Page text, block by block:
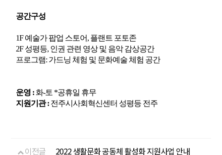
공간구성
1F 예술가 팝업 스토어, 플랜트 포토존
2F 성평등, 인권 관련 영상 및 음악 감상공간
프로그램: 가드닝 체험 및 문화예술 체험 공간
운영 : 화-토 *공휴일 휴무
지원기관 : 전주시사회혁신센터 성평등 전주
이전글 2022 생활문화 공동체 활성화 지원사업 안내